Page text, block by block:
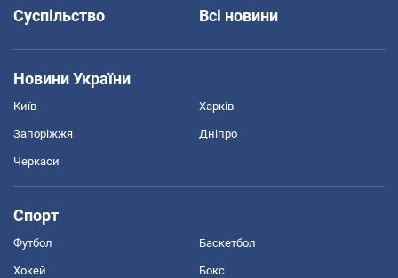
Суспільство
Всі новини
Новини України
Київ Харків
Запоріжжя Дніпро
Черкаси
Спорт
Футбол Баскетбол
Хокей Бокс